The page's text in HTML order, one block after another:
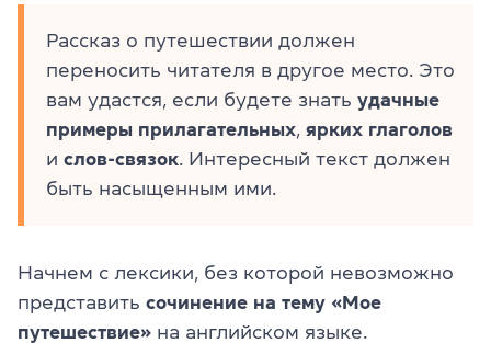
Рассказ о путешествии должен
переносить читателя в другое место. Это
вам удастся, если будете знать удачные
примеры прилагательных ярких глаголов
и слов-связок . Интересный текст должен
быть насыщенным ими.
Начнем с лексики, без которой невозможно
представить сочинение на тему «Мое
путешествие» на английском языке.